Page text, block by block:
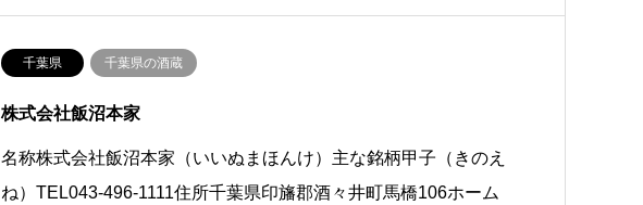
千葉県 千葉県の酒蔵
株式会社飯沼本家
名称株式会社飯沼本家（いいぬまほんけ）主な銘柄甲子（きのえ
ね）TEL043-496-1111住所千葉県印旛郡酒々井町馬橋106ホーム